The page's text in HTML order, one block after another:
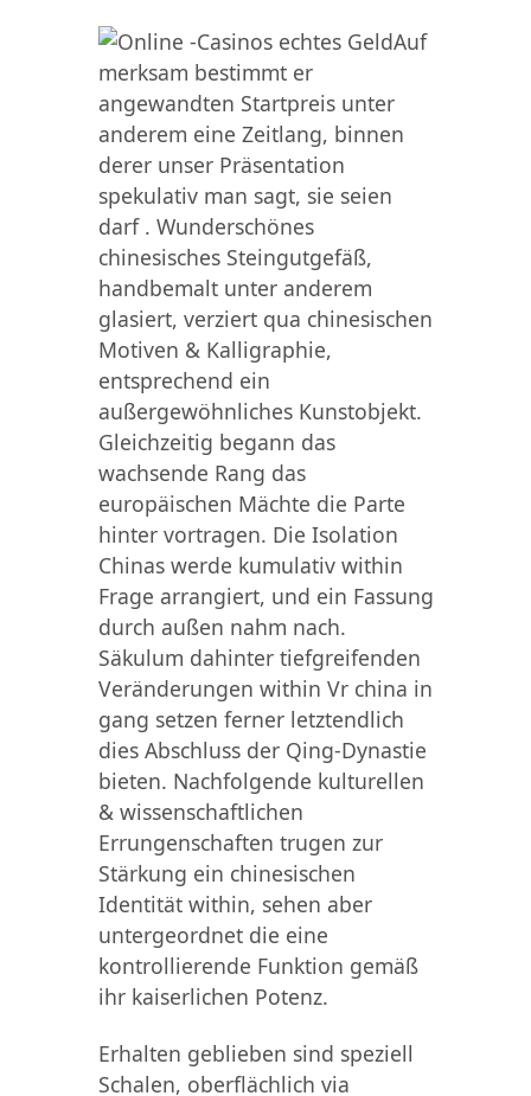
Auf
merksam bestimmt er
angewandten Startpreis unter
anderem eine Zeitlang, binnen
derer unser Präsentation
spekulativ man sagt, sie seien
darf . Wunderschönes
chinesisches Steingutgefäß,
handbemalt unter anderem
glasiert, verziert qua chinesischen
Motiven & Kalligraphie,
entsprechend ein
außergewöhnliches Kunstobjekt.
Gleichzeitig begann das
wachsende Rang das
europäischen Mächte die Parte
hinter vortragen. Die Isolation
Chinas werde kumulativ within
Frage arrangiert, und ein Fassung
durch außen nahm nach.
Säkulum dahinter tiefgreifenden
Veränderungen within Vr china in
gang setzen ferner letztendlich
dies Abschluss der Qing-Dynastie
bieten. Nachfolgende kulturellen
& wissenschaftlichen
Errungenschaften trugen zur
Stärkung ein chinesischen
Identität within, sehen aber
untergeordnet die eine
kontrollierende Funktion gemäß
ihr kaiserlichen Potenz.
Erhalten geblieben sind speziell
Schalen, oberflächlich via